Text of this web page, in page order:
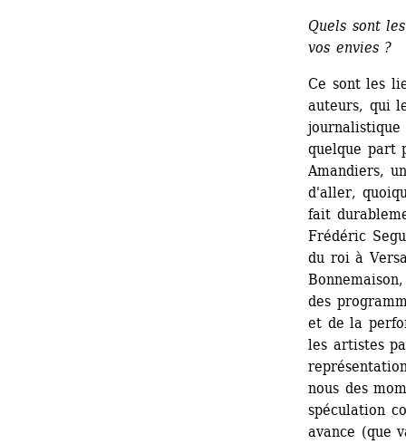
Quels sont
vos envies ?
Ce sont les
auteurs, qui
quelque part
Amandiers,
d'aller,
fait
Frédéric
du roi à
des
et de la
les artistes
nous des
spéculation
avance (que